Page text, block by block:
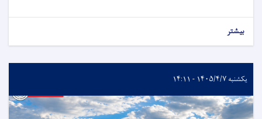
بیشتر
یکشنبه ۱۴۰۵/۴/۷ - ۱۴:۱۱